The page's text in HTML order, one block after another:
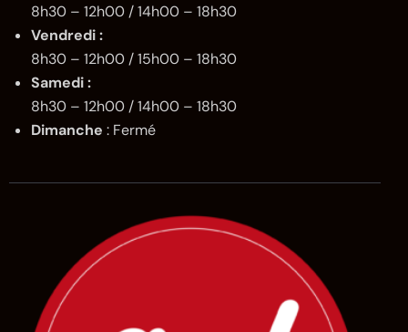
8h30 – 12h00 / 14h00 – 18h30
Vendredi :
8h30 – 12h00 / 15h00 – 18h30
Samedi :
8h30 – 12h00 / 14h00 – 18h30
Dimanche : Fermé